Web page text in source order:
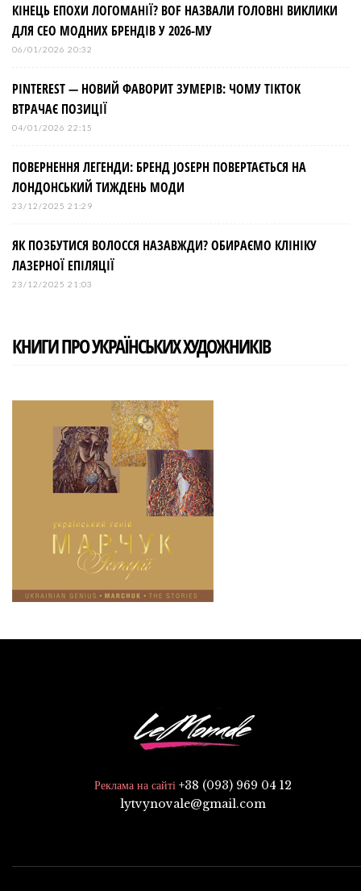
КІНЕЦЬ ЕПОХИ ЛОГОМАНІЇ? BOF НАЗВАЛИ ГОЛОВНІ ВИКЛИКИ
ДЛЯ СЕО МОДНИХ БРЕНДІВ У 2026-МУ
06/01/2026 20:32
PINTEREST — НОВИЙ ФАВОРИТ ЗУМЕРІВ: ЧОМУ TIKTOK
ВТРАЧАЄ ПОЗИЦІЇ
04/01/2026 22:15
ПОВЕРНЕННЯ ЛЕГЕНДИ: БРЕНД JOSEPH ПОВЕРТАЄТЬСЯ НА
ЛОНДОНСЬКИЙ ТИЖДЕНЬ МОДИ
23/12/2025 21:29
ЯК ПОЗБУТИСЯ ВОЛОССЯ НАЗАВЖДИ? ОБИРАЄМО КЛІНІКУ
ЛАЗЕРНОЇ ЕПІЛЯЦІЇ
23/12/2025 21:03
КНИГИ ПРО УКРАЇНСЬКИХ ХУДОЖНИКІВ
Реклама на сайті +38 (093) 969 04 12
lytvynovale@gmail.com